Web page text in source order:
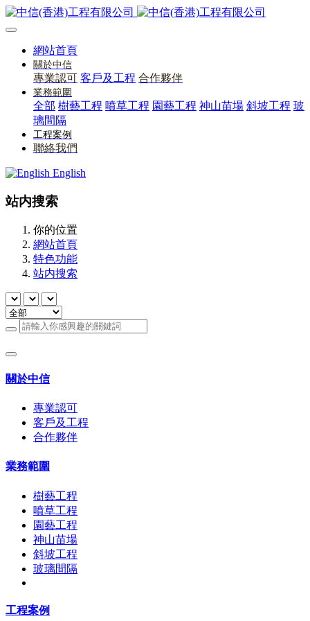
網站首頁
關於中信
專業認可 客戶及工程 合作夥伴
業務範圍
全部 樹藝工程 噴草工程 園藝工程 神山苗場 斜坡工程 玻
璃間隔
工程案例
聯絡我們
English
站内搜索
你的位置
網站首頁
特色功能
站内搜索
關於中信
專業認可
客戶及工程
合作夥伴
業務範圍
樹藝工程
噴草工程
園藝工程
神山苗場
斜坡工程
玻璃間隔
工程案例